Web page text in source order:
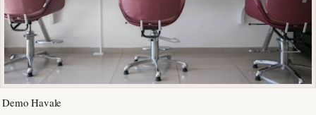
Demo Havale